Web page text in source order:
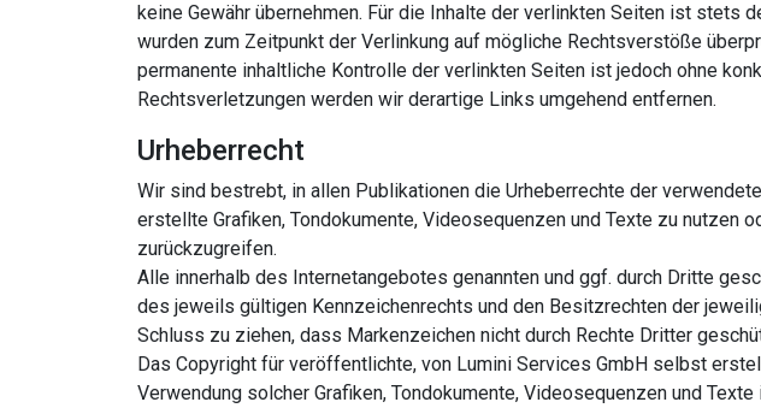
keine Gewähr übernehmen. Für die Inhalte der verlinkten Seiten ist
wurden zum Zeitpunkt der Verlinkung auf mögliche Rechtsverstöße
permanente inhaltliche Kontrolle der verlinkten Seiten ist jedoch ohne
Rechtsverletzungen werden wir derartige Links umgehend entfernen.
Urheberrecht
Wir sind bestrebt, in allen Publikationen die Urheberrechte der
erstellte Grafiken, Tondokumente, Videosequenzen und Texte zu nutzen
zurückzugreifen.
Alle innerhalb des Internetangebotes genannten und ggf. durch Dritte
des jeweils gültigen Kennzeichenrechts und den Besitzrechten der
Schluss zu ziehen, dass Markenzeichen nicht durch Rechte Dritter
Das Copyright für veröffentlichte, von Lumini Services GmbH selbst
Verwendung solcher Grafiken, Tondokumente, Videosequenzen und